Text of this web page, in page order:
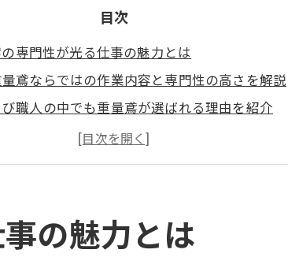
目次
専門性が光る仕事の魅力とは
鳶ならではの作業内容と専門性の高さを解説
び職人の中でも重量鳶が選ばれる理由を紹介
量鳶の現場で活きる実践的なノウハウとは
仕事に求められる重量鳶の役割と魅力を探る
量鳶の仕事が建築現場で評価されるポイント
形成に活きる重量鳶の経営資源
の魅力とは